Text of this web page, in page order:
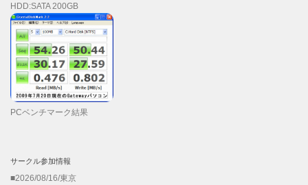
HDD:SATA 200GB
PCベンチマーク結果
サークル参加情報
■2026/08/16/東京